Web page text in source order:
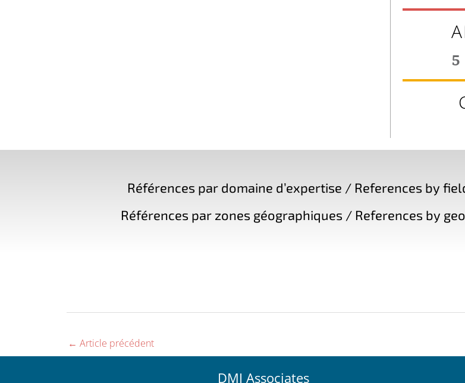
Références par domaine d’expertise / References by
Références par zones géographiques / References by
← Article précédent
DMI Associates